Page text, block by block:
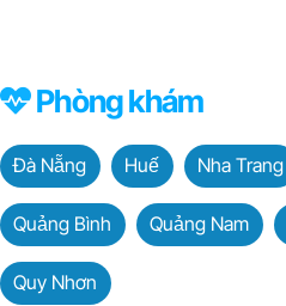
Phòng khám
Đà Nẵng Huế Nha Trang
Quảng Bình Quảng Nam
Quy Nhơn